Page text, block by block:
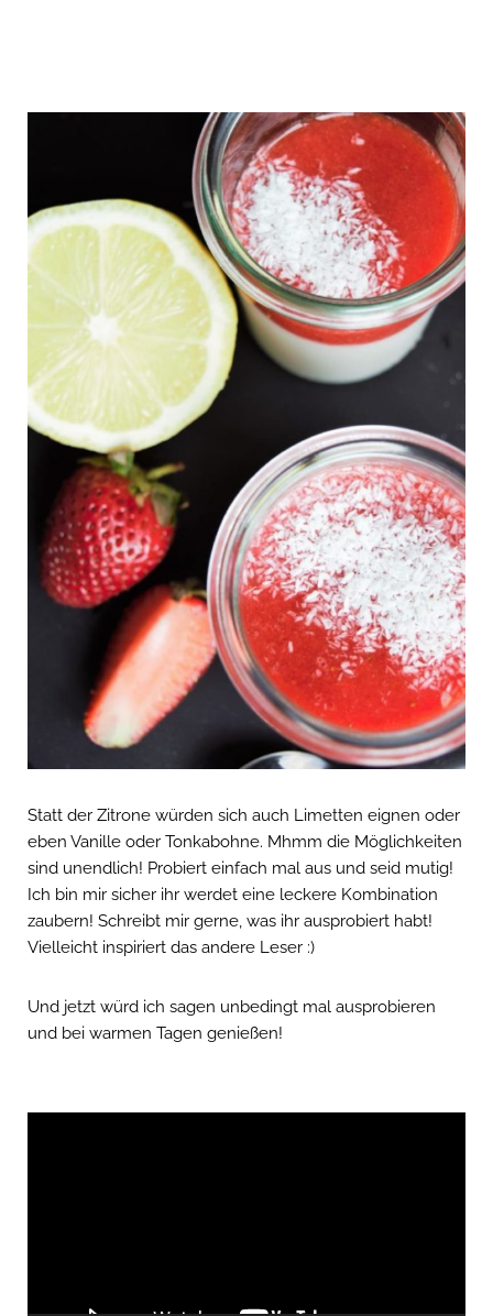
Statt der Zitrone würden sich auch Limetten eignen oder
eben Vanille oder Tonkabohne. Mhmm die Möglichkeiten
sind unendlich! Probiert einfach mal aus und seid mutig!
Ich bin mir sicher ihr werdet eine leckere Kombination
zaubern! Schreibt mir gerne, was ihr ausprobiert habt!
Vielleicht inspiriert das andere Leser :)
Und jetzt würd ich sagen unbedingt mal ausprobieren
und bei warmen Tagen genießen!